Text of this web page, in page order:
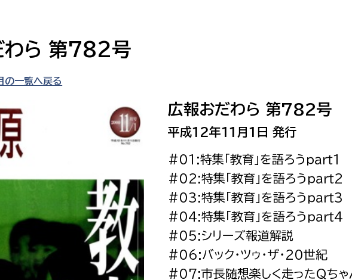
都市基盤
市民活動・地域づくり
行政経営
消防
病院
まちづくりに
生涯学習課
文化財課
スポーツ課
小田原城総合管理事務所
産業政策課
観光課
農政課
水産海浜課
都市部
都市
都市
地域
わら 第782号
一覧へ戻る
広報おだわら 第782号
平成12年11月1日 発行
#01:特集「教育」を語ろうｐａｒｔ1
#02:特集「教育」を語ろうｐａｒｔ2
#03:特集「教育」を語ろうｐａｒｔ3
#04:特集「教育」を語ろうｐａｒｔ4
#05:シリーズ報道解説
#06:バック・ツゥ・ザ・20世紀
#07:市長随想楽しく走ったＱちゃ